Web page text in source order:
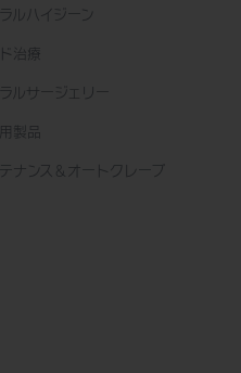
ラルハイジーン
治療
ルサージェリー
用製品
テナンス＆オートクレーブ